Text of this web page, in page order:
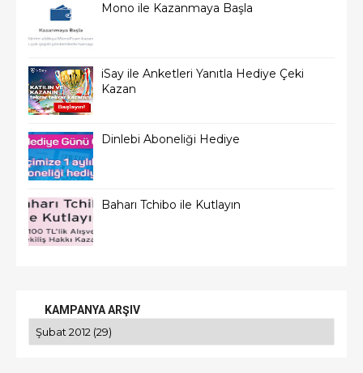
Mono ile Kazanmaya Başla
iSay ile Anketleri Yanıtla Hediye Çeki
Kazan
Dinlebi Aboneliği Hediye
Baharı Tchibo ile Kutlayın
KAMPANYA ARŞIV